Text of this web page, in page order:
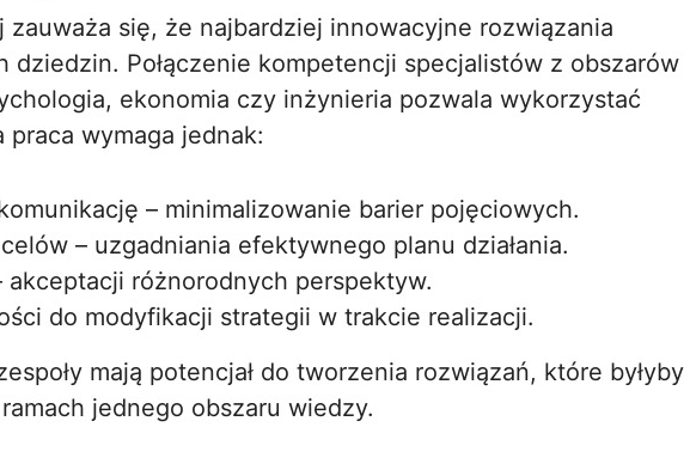
się, że najbardziej innowacyjne rozwiązania
dziedzin. Połączenie kompetencji specjalistów z obszarów
ekonomia czy inżynieria pozwala wykorzystać
praca wymaga jednak:
– minimalizowanie barier pojęciowych.
– uzgadniania efektywnego planu działania.
różnorodnych perspektyw.
do modyfikacji strategii w trakcie realizacji.
mają potencjał do tworzenia rozwiązań, które byłyby
jednego obszaru wiedzy.